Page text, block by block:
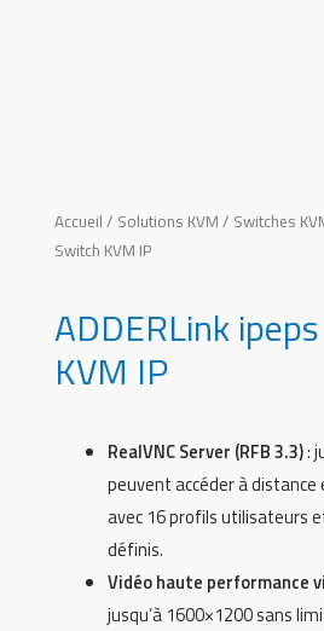
Accueil / Solutions KVM / Switches
Switch KVM IP
ADDERLink
KVM IP
RealVNC Server (RFB 3.3):
peuvent accéder à
avec 16 profils utilisateurs
définis.
Vidéo haute performance
jusqu’à 1600×1200 sans